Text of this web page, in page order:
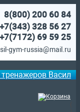
8(800) 200 60 84
+7(343) 328 56 27
+7(7172) 69 59 25
gym-russia@mail.ru
Васил